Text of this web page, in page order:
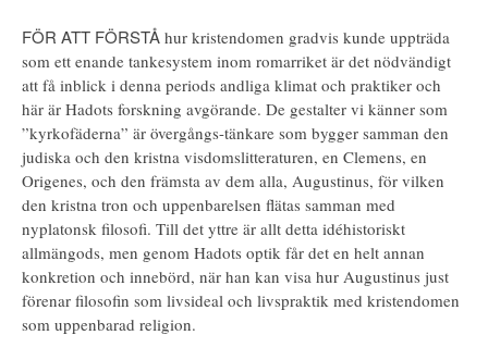
FÖR ATT FÖRSTÅ hur kristendomen gradvis kunde uppträda
som ett enande tankesystem inom romarriket är det nödvändigt
att få inblick i denna periods andliga klimat och praktiker och
här är Hadots forskning avgörande. De gestalter vi känner som
”kyrkofäderna” är övergångs-tänkare som bygger samman den
judiska och den kristna visdomslitteraturen, en Clemens, en
Origenes, och den främsta av dem alla, Augustinus, för vilken
den kristna tron och uppenbarelsen flätas samman med
nyplatonsk filosofi. Till det yttre är allt detta idéhistoriskt
allmängods, men genom Hadots optik får det en helt annan
konkretion och innebörd, när han kan visa hur Augustinus just
förenar filosofin som livsideal och livspraktik med kristendomen
som uppenbarad religion.